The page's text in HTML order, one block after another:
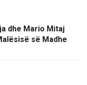
dhe Mario Mitaj
së Madhe